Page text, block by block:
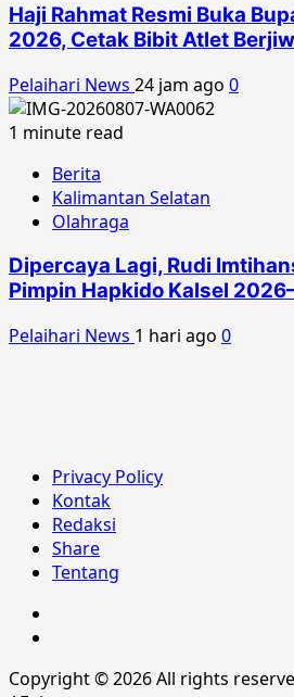
Haji Rahmat Resmi Buka
2026, Cetak Bibit Atlet
Pelaihari News 24 jam ago 0
1 minute read
Berita
Kalimantan Selatan
Olahraga
Dipercaya Lagi, Rudi
Pimpin Hapkido Kalsel
Pelaihari News 1 hari ago 0
Privacy Policy
Kontak
Redaksi
Share
Tentang
Copyright © 2026 All rights